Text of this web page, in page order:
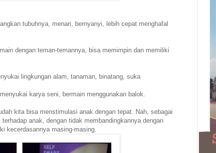
tubuhnya, menari, bernyanyi, lebih cepat menghafal
dengan teman-temannya, bisa memimpin dan memiliki
lingkungan alam, tanaman, binatang, suka
karya seni, bermain menggunakan balok.
kita bisa menstimulasi anak dengan tepat. Nah, sebagai
anak, dengan tidak membandingkannya dengan
kecerdasannya masing-masing.